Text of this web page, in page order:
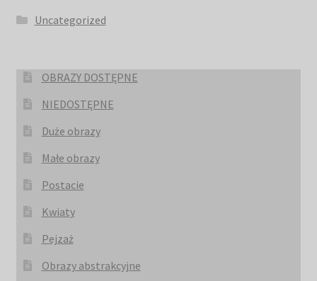
Uncategorized
OBRAZY DOSTĘPNE
NIEDOSTĘPNE
Duże obrazy
Małe obrazy
Postacie
Kwiaty
Pejzaż
Obrazy abstrakcyjne